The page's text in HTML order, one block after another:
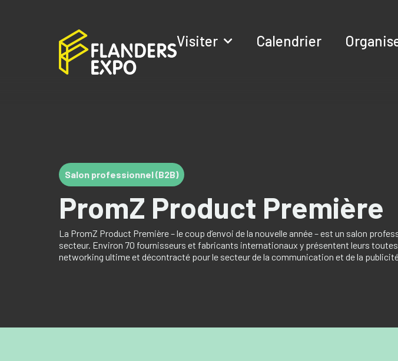
Visiter Calendrier
Salon professionnel (B2B)
PromZ Product Première
La PromZ Product Première – le coup d’envoi de la nouvelle année – est un salon
secteur. Environ 70 fournisseurs et fabricants internationaux y présentent leurs
networking ultime et décontracté pour le secteur de la communication et de la